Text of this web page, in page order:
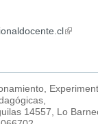
(link
14557, Lo